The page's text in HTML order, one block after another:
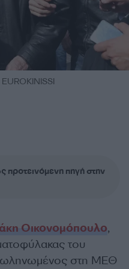
πηγή στην
Οικονομόπουλο,
του
στη ΜΕΘ